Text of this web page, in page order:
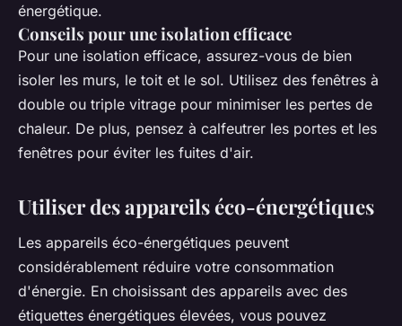
énergétique.
Conseils pour une isolation efficace
Pour une isolation efficace, assurez-vous de bien
isoler les murs, le toit et le sol. Utilisez des fenêtres à
double ou triple vitrage pour minimiser les pertes de
chaleur. De plus, pensez à calfeutrer les portes et les
fenêtres pour éviter les fuites d'air.
Utiliser des appareils éco-énergétiques
Les appareils éco-énergétiques peuvent
considérablement réduire votre consommation
d'énergie. En choisissant des appareils avec des
étiquettes énergétiques élevées, vous pouvez